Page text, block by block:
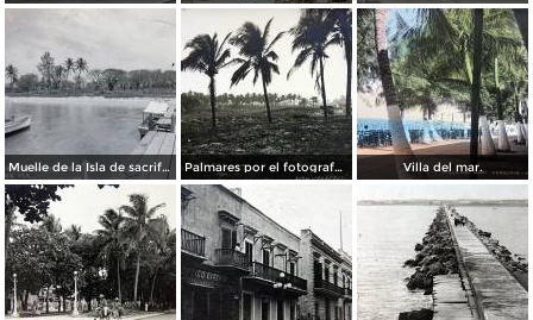
Muelle de la Isla de sacrificios. Palmares por el fotografo Hugo Brehme. Villa del mar.